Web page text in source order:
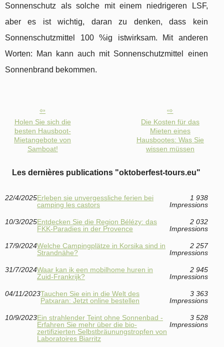
Sonnenschutz als solche mit einem niedrigeren LSF,
aber es ist wichtig, daran zu denken, dass kein
Sonnenschutzmittel 100 %ig istwirksam. Mit anderen
Worten: Man kann auch mit Sonnenschutzmittel einen
Sonnenbrand bekommen.
Holen Sie sich die
besten Hausboot-
Mietangebote von
Samboat!
Die Kosten für das
Mieten eines
Hausbootes: Was Sie
wissen müssen
Les dernières publications "oktoberfest-tours.eu"
22/4/2025Erleben sie unvergessliche ferien bei
camping les castors
1 938
Impressions
10/3/2025Entdecken Sie die Region Bélézy: das
FKK-Paradies in der Provence
2 032
Impressions
17/9/2024Welche Campingplätze in Korsika sind in
Strandnähe?
2 257
Impressions
31/7/2024Waar kan ik een mobilhome huren in
Zuid-Frankrijk?
2 945
Impressions
04/11/2023Tauchen Sie ein in die Welt des
Patxaran: Jetzt online bestellen
3 363
Impressions
10/9/2023Ein strahlender Teint ohne Sonnenbad -
Erfahren Sie mehr über die bio-
zertifizierten Selbstbräunungstropfen von
Laboratoires Biarritz
3 528
Impressions